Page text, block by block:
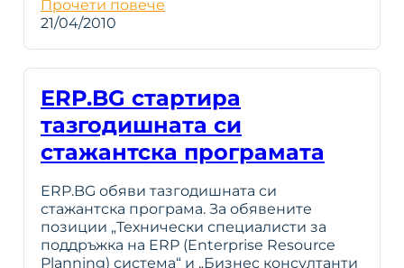
Прочети повече
21/04/2010
ERP.BG стартира
тазгодишната си
стажантска програмата
ERP.BG обяви тазгодишната си
стажантска програма. За обявените
позиции „Технически специалисти за
поддръжка на ERP (Enterprise Resource
Planning) система“ и „Бизнес консултанти